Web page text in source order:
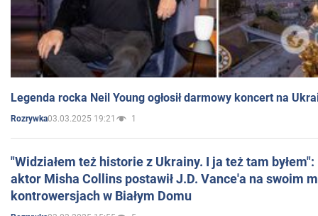
Legenda rocka Neil Young ogłosił darmowy koncert na
Rozrywka03.03.2025 19:21 1
"Widziałem też historie z Ukrainy. I ja też tam
aktor Misha Collins postawił J.D. Vance'a na swoim
kontrowersjach w Białym Domu